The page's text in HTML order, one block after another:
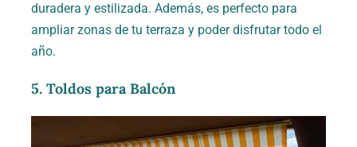
duradera y estilizada. Además, es perfecto para
ampliar zonas de tu terraza y poder disfrutar todo el
año.
5. Toldos para Balcón